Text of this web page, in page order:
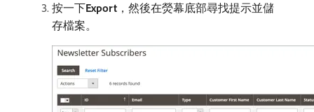
按一下​Export ，然後在熒幕底部尋找提示並儲
存檔案。